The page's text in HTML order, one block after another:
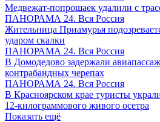
Медвежат-попрошаек удалили с
ПАНОРАМА 24. Вся Россия
Жительница Приамурья
ударом скалки
ПАНОРАМА 24. Вся Россия
В Домодедово задержали
контрабандных черепах
ПАНОРАМА 24. Вся Россия
В Красноярском крае туристы
12-килограммового живого осетра
Показать ещё